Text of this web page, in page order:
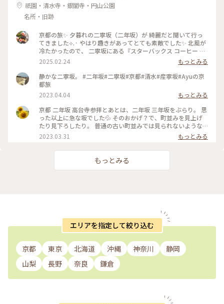
祇園・清水寺・銀閣寺・円山公園
名所・旧跡
京都の旅✨ 夕暮れの二寧坂（二年坂）が 綺麗だと聞いて行っ
てきました︎︎⟡.· やはり趣きがあってとても素敵でした✨ 北風が
冷たかったので、 二寧坂にある『スターバックス コーヒー 京
都二寧坂ヤサカ茶屋店』さんへ行き コーヒーであたたまりま
した☕️✨ 抹茶バターサンドも美味しかった♡ こちらのスタバ
は、 築100年を超える伝統的な日本家屋の店舗で、 畳の間で
コーヒー体験が楽しめます。 私の隣にいた観光客さんが、 畳
の間はどこかと聞いてこられたので こちらですよとお伝えし
ました😊 観光客さんは「ここに来るのが 夢だったんです✨」
と話していました。 その気持ちがよくわかります。 とても素
敵なスタバでした⟡.·*. のんびりと散策が楽しい 夕暮れのニ寧
坂でした(˶ˊᵕˋ˵)✨ #二寧坂 #二年坂 #京都 #京都旅 #スターバ
ックスコーヒー京都二寧坂ヤサカ茶屋店 #スタバ #ぽかぽか #
夕暮れの二寧坂
2025.02.24
もっとみる
静かな二寧坂。 #二年坂#二寧坂#京都#清水#産寧坂#Ayuの京
都旅
2023.04.04
もっとみる
京都 二年坂 高台寺参拝とあとは、二年坂 三年坂をぶらり。 思
った以上に急な坂でした💦 そのおかげ？で、町並みを見上げ
たり見下ろしたり。 普通の古い町並みでは見られないような
風景でした。 そして、見たかった町並み越しの五重塔✨ ちょ
うどお庭からしだれ桜の枝が出ていて、フォトスポットになっ
ていました☺️ #私のことりっぷ旅 #花だより #レトロな街 #My
ことりっぷ #二年坂 #二寧坂 #三年坂 #法観寺 #五重塔 #京都 #
2023.03.31 もっとみる
もっとみる
エリアを指定して絞り込む
京都 東京 北海道 沖縄 神奈川
静岡
山梨
長野 奈良 鎌倉